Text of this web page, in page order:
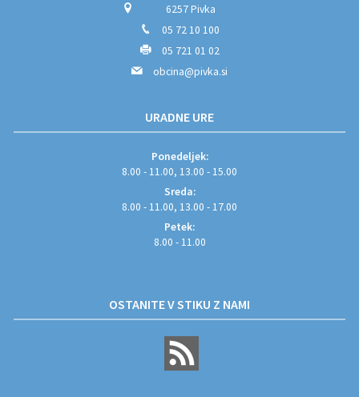
6257 Pivka
05 72 10 100
05 721 01 02
obcina@pivka.si
URADNE URE
Ponedeljek:
8.00 - 11.00, 13.00 - 15.00
Sreda:
8.00 - 11.00, 13.00 - 17.00
Petek:
8.00 - 11.00
OSTANITE V STIKU Z NAMI